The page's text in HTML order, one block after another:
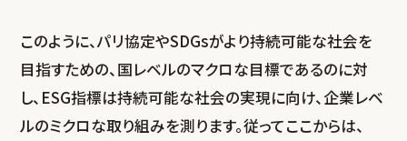
このように、パリ協定やSDGsがより持続可能な社会を
目指すための、国レベルのマクロな目標であるのに対
し、ESG指標は持続可能な社会の実現に向け、企業レベ
ルのミクロな取り組みを測ります。従ってここからは、